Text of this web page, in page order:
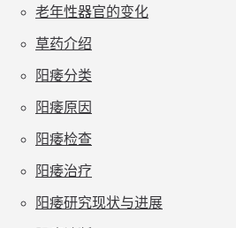
老年性器官的变化
草药介绍
阳痿分类
阳痿原因
阳痿检查
阳痿治疗
阳痿研究现状与进展